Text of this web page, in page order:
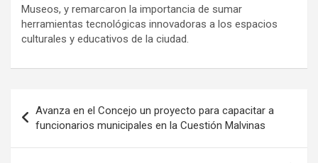
Museos, y remarcaron la importancia de sumar
herramientas tecnológicas innovadoras a los espacios
culturales y educativos de la ciudad.
de
entradas
Avanza en el Concejo un proyecto para capacitar a
funcionarios municipales en la Cuestión Malvinas